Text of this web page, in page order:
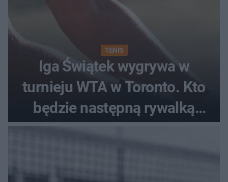
TENIS
Iga Świątek wygrywa w
turnieju WTA w Toronto. Kto
będzie następną rywalką